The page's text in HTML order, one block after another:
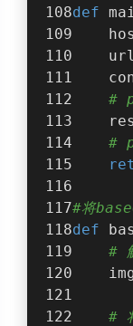
def
#
#
#将
def
#
#